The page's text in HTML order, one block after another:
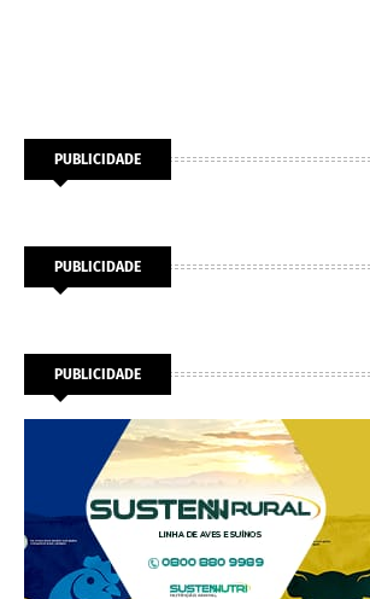
PUBLICIDADE
PUBLICIDADE
PUBLICIDADE